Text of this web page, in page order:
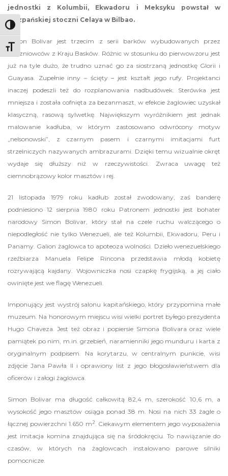
Toggle High Contrast
Toggle Font size
jednostki z Kolumbii, Ekwadoru i Meksyku powstał w
hiszpańskiej stoczni Celaya w Bilbao.
Simon Bolivar jest trzecim z serii barków wybudowanych przez
stoczniowców z Kraju Basków. Różnic w stosunku do pierwowzoru jest
już na tyle dużo, że trudno uznać go za siostrzaną jednostkę Glorii i
Guayasa. Zupełnie inny – ścięty – jest kształt jego rufy. Projektanci
inaczej podeszli też do rozplanowania nadbudówek. Sterówka jest
mniejsza i została cofnięta za bezanmaszt, w efekcie żaglowiec uzyskał
klasyczną, rasową sylwetkę. Największym wyróżnikiem jest jednak
malowanie kadłuba, w którym zastosowano odwrócony motyw
„nelsonowski”, z czarnym pasem i czarnymi imitacjami furt
strzelniczych nazywanych ambrazurami. Dzięki temu wizualnie okręt
wydaje się dłuższy niż w rzeczywistości. Zwraca uwagę też
ciemnobrązowy kolor masztów i rej.
21 listopada 1979 roku kadłub został zwodowany, zaś banderę
podniesiono 12 sierpnia 1980 roku Patronem jednostki jest bohater
narodowy Simon Bolivar, który stał na czele ruchu walczącego o
niepodległość nie tylko Wenezueli, ale też Kolumbii, Ekwadoru, Peru i
Panamy. Galion żaglowca to apoteoza wolności. Dzieło wenezuelskiego
rzeźbiarza Manuela Felipe Rincona przedstawia młodą kobietę
rozrywającą kajdany. Wojowniczka nosi czapkę frygijską, a jej ciało
owinięte jest we flagę Wenezueli.
Imponujący jest wystrój salonu kapitańskiego, który przypomina małe
muzeum. Na honorowym miejscu wisi wielki portret byłego prezydenta
Hugo Chaveza. Jest też obraz i popiersie Simona Bolivara oraz wiele
pamiątek po nim, m.in. grzebień, naramienniki jego munduru i karta z
oryginalnym podpisem. Na korytarzu, w centralnym punkcie, wisi
zdjęcie Jana Pawła II i oprawiony list z jego błogosławieństwem dla
oficerów i załogi żaglowca.
Simon Bolivar ma długość całkowitą 82,4 m, szerokość 10,6 m, a
wysokość jego masztów osiąga ponad 38 m. Nosi na nich 33 żagle o
łącznej powierzchni 1.650 m2. Ciekawym elementem jego wyposażenia
jest imitacja komina znajdująca się na śródokręciu. To nawiązanie do
czasów, w których na żaglowcach instalowano parowe silniki
pomocnicze.